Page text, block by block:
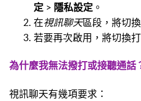
定 > 隱私設定 。
在視訊聊天區段，將切
若要再次啟用，將切換打
為什麼我無法撥打或接聽通話
視訊聊天有幾項要求：